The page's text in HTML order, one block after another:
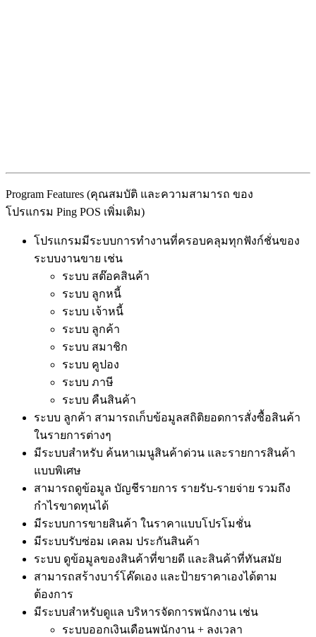
Program Features (คุณสมบัติ และความสามารถ ของ
โปรแกรม Ping POS เพิ่มเติม)
โปรแกรมมีระบบการทำงานที่ครอบคลุมทุกฟังก์ชั่นของ
ระบบงานขาย เช่น
ระบบ สต๊อคสินค้า
ระบบ ลูกหนี้
ระบบ เจ้าหนี้
ระบบ ลูกค้า
ระบบ สมาชิก
ระบบ คูปอง
ระบบ ภาษี
ระบบ คืนสินค้า
ระบบ ลูกค้า สามารถเก็บข้อมูลสถิติยอดการสั่งซื้อสินค้า
ในรายการต่างๆ
มีระบบสำหรับ ค้นหาเมนูสินค้าด่วน และรายการสินค้า
แบบพิเศษ
สามารถดูข้อมูล บัญชีรายการ รายรับ-รายจ่าย รวมถึง
กำไรขาดทุนได้
มีระบบการขายสินค้า ในราคาแบบโปรโมชั่น
มีระบบรับซ่อม เคลม ประกันสินค้า
ระบบ ดูข้อมูลของสินค้าที่ขายดี และสินค้าที่ทันสมัย
สามารถสร้างบาร์โค๊ดเอง และป้ายราคาเองได้ตาม
ต้องการ
มีระบบสำหรับดูแล บริหารจัดการพนักงาน เช่น
ระบบออกเงินเดือนพนักงาน + ลงเวลา